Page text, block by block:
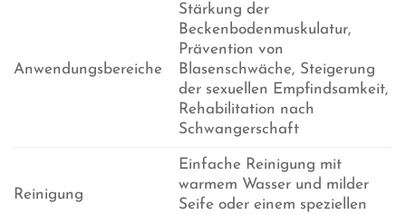
Anwendungsbereiche
Stärkung der
Beckenbodenmuskulatur,
Prävention von
Blasenschwäche, Steigerung
der sexuellen Empfindsamkeit,
Rehabilitation nach
Schwangerschaft
Reinigung
Einfache Reinigung mit
warmem Wasser und milder
Seife oder einem speziellen